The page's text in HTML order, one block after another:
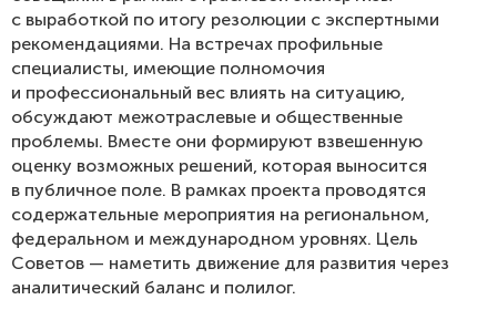
с выработкой по итогу резолюции с экспертными
рекомендациями. На встречах профильные
специалисты, имеющие полномочия
и профессиональный вес влиять на ситуацию,
обсуждают межотраслевые и общественные
проблемы. Вместе они формируют взвешенную
оценку возможных решений, которая выносится
в публичное поле. В рамках проекта проводятся
содержательные мероприятия на региональном,
федеральном и международном уровнях. Цель
Советов — наметить движение для развития через
аналитический баланс и полилог.